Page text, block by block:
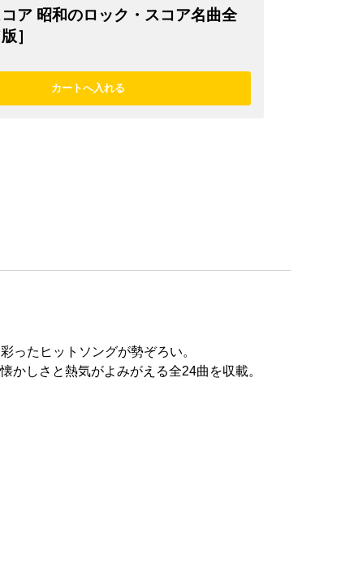
ア 昭和のロック・スコア名曲全
］
ったヒットソングが勢ぞろい。
かしさと熱気がよみがえる全24曲を収載。